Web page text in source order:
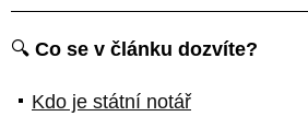
🔍 Co se v článku dozvíte?
Kdo je státní notář